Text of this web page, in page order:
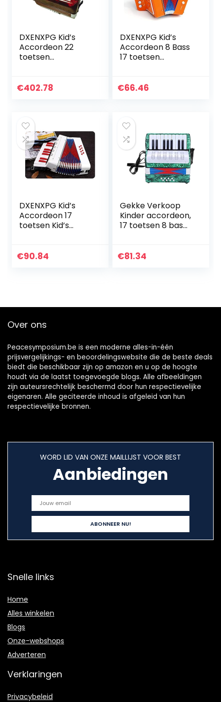
DXENXPG Kid’s
Accordeon 22
toetsen
studenten
kleine…
€402.78
DXENXPG Kid’s
Accordeon 8 Bass
17 toetsen
Muziekinstrument
€66.46
DXENXPG Kid’s
Accordeon 17
toetsen Kid’s
ouder dan 6 jaar
€90.84
Gekke Verkoop
Kinder accordeon,
17 toetsen 8 bas
voor beginners
€81.34
Over ons
Peacesymposium.be is een moderne alles-in-één
prijsvergelijkings- en beoordelingswebsite die de beste deals
biedt die beschikbaar zijn op amazon en u op de hoogte
houdt via de laatst toegevoegde blogs. Alle afbeeldingen
zijn auteursrechtelijk beschermd door hun respectievelijke
eigenaren. Alle geciteerde inhoud is afgeleid van hun
respectievelijke bronnen.
WORD LID VAN ONZE MAILLIJST VOOR BEST
Aanbiedingen
Snelle links
Home
Alles winkelen
Blogs
Onze-webshops
Adverteren
Verklaringen
Privacybeleid